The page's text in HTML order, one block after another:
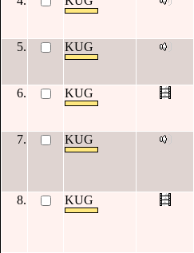
5. KUG
6. KUG
7. KUG
8. KUG